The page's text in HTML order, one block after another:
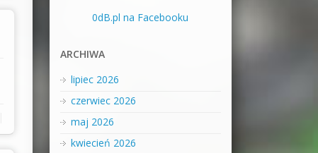
0dB.pl na Facebooku
ARCHIWA
lipiec 2026
czerwiec 2026
maj 2026
kwiecień 2026